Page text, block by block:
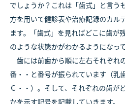
でしょうか？これは「歯式」と言う
方を用いて健診表や治療記録のカル
ます。「歯式」を見ればどこに歯が
のような状態かがわかるようになって
歯には前歯から順に左右それぞれ
番・・と番号が振られています（乳
Ｃ・・）。そして、それぞれの歯が
かを示す記号を記載していきます。